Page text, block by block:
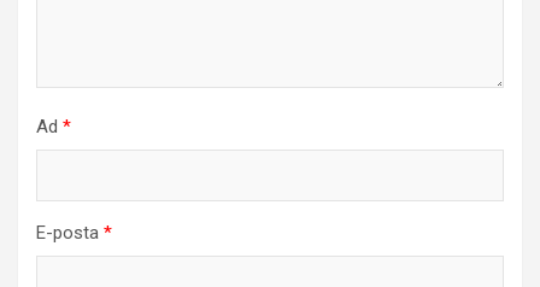
Ad *
E-posta *